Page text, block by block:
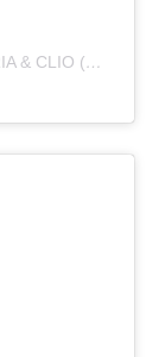
Uma publicação compartilhada por HISTÓRIA & CLIO (@historiaeclio)